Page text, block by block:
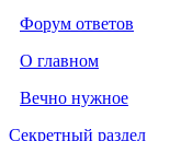
Форум ответов
О главном
Вечно нужное
Секретный раздел